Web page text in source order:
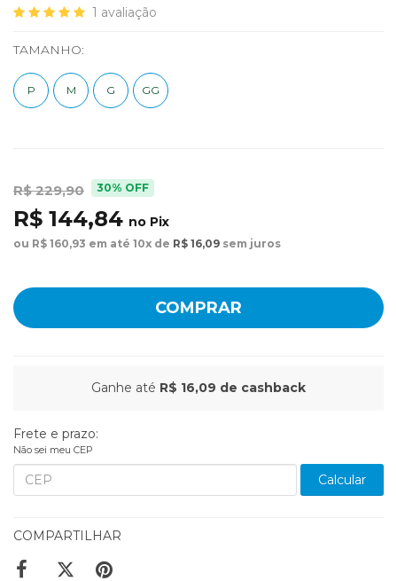
1 avaliação
TAMANHO:
P M G GG
R$ 229,90 30% OFF
R$ 144,84 no Pix
ou R$ 160,93 em até 10x de R$ 16,09 sem juros
COMPRAR
Ganhe até R$ 16,09 de cashback
Frete e prazo:
Não sei meu CEP
Calcular
COMPARTILHAR